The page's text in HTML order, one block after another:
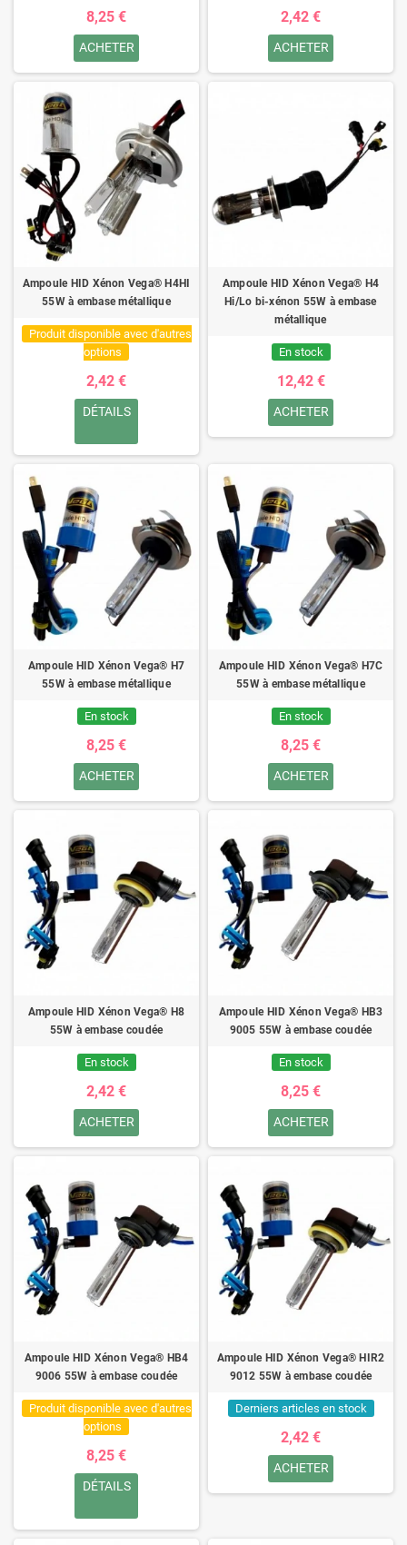
8,25 €
ACHETER
2,42 €
ACHETER
Ampoule HID Xénon Vega® H4HI
55W à embase métallique
Produit disponible avec d'autres
options
2,42 €
DÉTAILS
Ampoule HID Xénon Vega® H4
Hi/Lo bi-xénon 55W à embase
métallique
En stock
12,42 €
ACHETER
Ampoule HID Xénon Vega® H7
55W à embase métallique
En stock
8,25 €
ACHETER
Ampoule HID Xénon Vega® H7C
55W à embase métallique
En stock
8,25 €
ACHETER
Ampoule HID Xénon Vega® H8
55W à embase coudée
En stock
2,42 €
ACHETER
Ampoule HID Xénon Vega® HB3
9005 55W à embase coudée
En stock
8,25 €
ACHETER
Ampoule HID Xénon Vega® HB4
9006 55W à embase coudée
Produit disponible avec d'autres
options
8,25 €
DÉTAILS
Ampoule HID Xénon Vega® HIR2
9012 55W à embase coudée
Derniers articles en stock
2,42 €
ACHETER